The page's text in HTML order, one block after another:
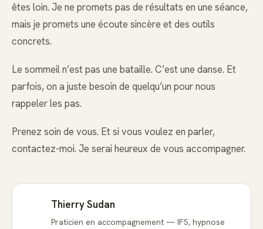
êtes loin. Je ne promets pas de résultats en une séance,
mais je promets une écoute sincère et des outils
concrets.
Le sommeil n’est pas une bataille. C’est une danse. Et
parfois, on a juste besoin de quelqu’un pour nous
rappeler les pas.
Prenez soin de vous. Et si vous voulez en parler,
contactez-moi. Je serai heureux de vous accompagner.
Thierry Sudan
Praticien en accompagnement — IFS, hypnose